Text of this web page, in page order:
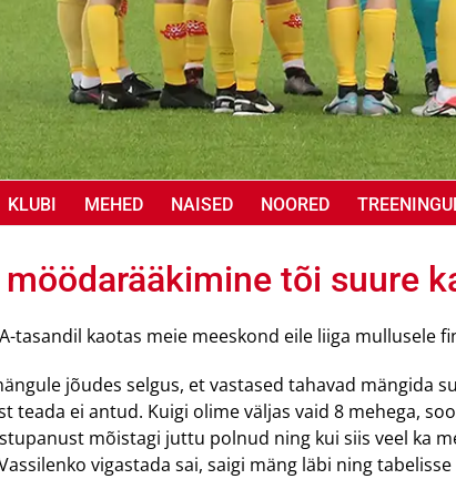
KLUBI MEHED NAISED NOORED
tõi suure
tasandil kaotas meie meeskond eile liiga mullusele
jõudes selgus, et vastased tahavad mängida
teada ei antud. Kuigi olime väljas vaid 8 mehega,
mõistagi juttu polnud ning kui siis veel ka
vigastada sai, saigi mäng läbi ning